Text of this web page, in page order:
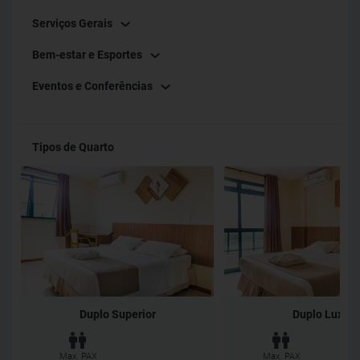
Serviços Gerais
Bem-estar e Esportes
Eventos e Conferências
Tipos de Quarto
Duplo Superior
Max. PAX
Duplo Luxo
Max. PAX